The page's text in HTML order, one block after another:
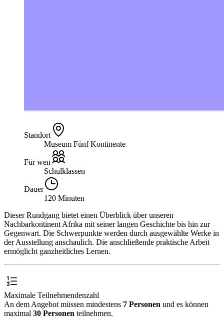
Standort
Museum Fünf Kontinente
Für wen
Schulklassen
Dauer
120 Minuten
Dieser Rundgang bietet einen Überblick über unseren
Nachbarkontinent Afrika mit seiner langen Geschichte bis hin zur
Gegenwart. Die Schwerpunkte werden durch ausgewählte Werke in
der Ausstellung anschaulich. Die anschließende praktische Arbeit
ermöglicht ganzheitliches Lernen.
Maximale Teilnehmendenzahl
An dem Angebot müssen mindestens 7 Personen und es können
maximal 30 Personen teilnehmen.